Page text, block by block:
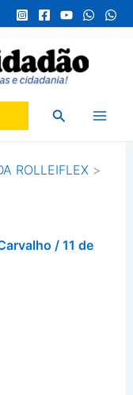
Pesquisar
ROLLEIFLEX
/ 11 de